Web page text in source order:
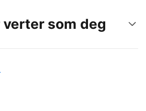
som deg
som deg